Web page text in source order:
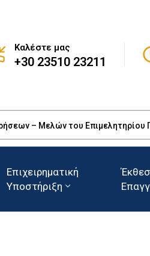
Καλέστε μας
+30 23510 23211
– Μελών του Επιμελητηρίου
Επιχειρηματική
Υποστήριξη